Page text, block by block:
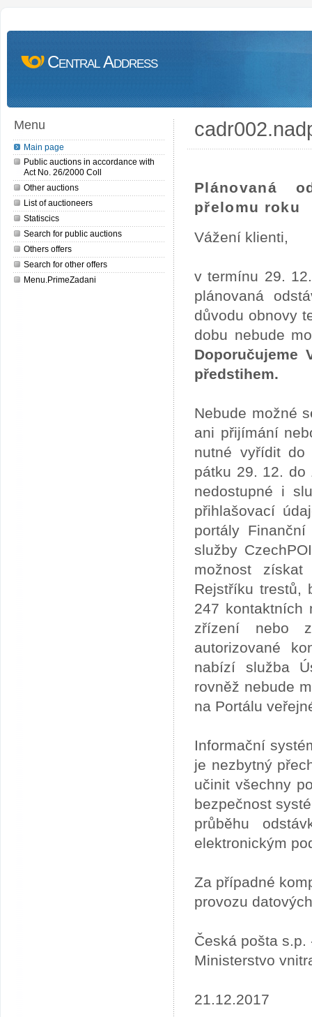
Central Address
Menu
Main page
Public auctions in accordance with
Act No. 26/2000 Coll
Other auctions
List of auctioneers
Statiscics
Search for public auctions
Others offers
Search for other offers
Menu.PrimeZadani
Plánovaná
přelomu roku
Vážení klienti,
v termínu 29.
plánovaná
důvodu obnovy
dobu nebude
Doporučujeme
předstihem.
Nebude možné
ani přijímání
nutné vyřídit do
pátku 29. 12. do
nedostupné i
přihlašovací
portály
služby
možnost
Rejstříku trestů,
247 kontaktních
zřízení nebo
autorizované
nabízí služba
rovněž nebude
na Portálu
Informační
je nezbytný
učinit všechny
bezpečnost
průběhu
elektronickým
Za případné
provozu
Česká pošta s.p.
Ministerstvo
21.12.2017